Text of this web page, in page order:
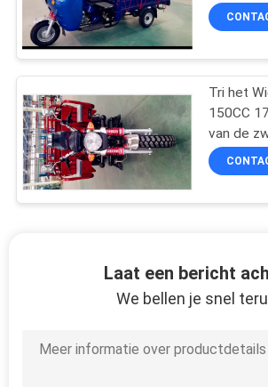
175CC
Tri het
150CC
van de
Laat een bericht
We bellen je snel